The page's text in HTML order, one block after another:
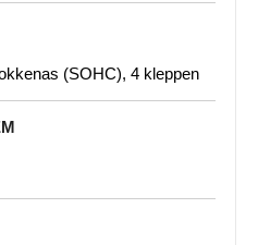
(SOHC), 4 kleppen